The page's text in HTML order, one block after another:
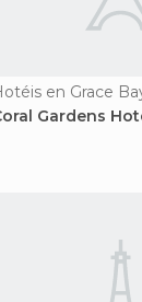
en Grace
Gardens